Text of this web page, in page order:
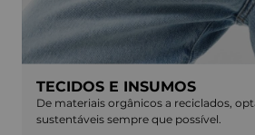
TECIDOS E INSUMOS
De materiais orgânicos a reciclados,
sustentáveis sempre que possível.